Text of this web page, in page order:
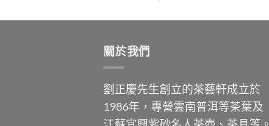
關於我們
劉正慶先生創立的茶藝軒成立於
1986年，專營雲南普洱等茶葉及